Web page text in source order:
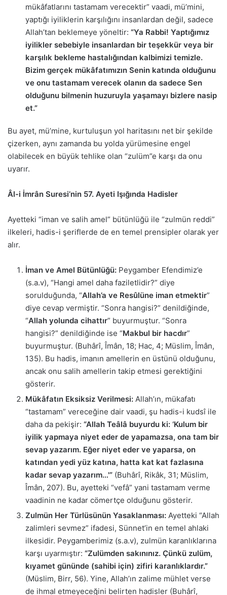
mükâfatlarını tastamam verecektir” vaadi, mü’mini,
yaptığı iyiliklerin karşılığını insanlardan değil, sadece
Allah’tan beklemeye yöneltir: “Ya Rabbi! Yaptığımız
iyilikler sebebiyle insanlardan bir teşekkür veya bir
karşılık bekleme hastalığından kalbimizi temizle.
Bizim gerçek mükâfatımızın Senin katında olduğunu
ve onu tastamam verecek olanın da sadece Sen
olduğunu bilmenin huzuruyla yaşamayı bizlere nasip
et.”
Bu ayet, mü’mine, kurtuluşun yol haritasını net bir şekilde
çizerken, aynı zamanda bu yolda yürümesine engel
olabilecek en büyük tehlike olan “zulüm”e karşı da onu
uyarır.
Âl-i İmrân Suresi’nin 57. Ayeti Işığında Hadisler
Ayetteki “iman ve salih amel” bütünlüğü ile “zulmün reddi”
ilkeleri, hadis-i şeriflerde de en temel prensipler olarak yer
alır.
İman ve Amel Bütünlüğü: Peygamber Efendimiz’e
(s.a.v), “Hangi amel daha faziletlidir?” diye
sorulduğunda, “Allah’a ve Resûlüne iman etmektir”
diye cevap vermiştir. “Sonra hangisi?” denildiğinde,
“Allah yolunda cihattır” buyurmuştur. “Sonra
hangisi?” denildiğinde ise “Makbul bir hacdır”
buyurmuştur. (Buhârî, Îmân, 18; Hac, 4; Müslim, Îmân,
135). Bu hadis, imanın amellerin en üstünü olduğunu,
ancak onu salih amellerin takip etmesi gerektiğini
gösterir.
Mükâfatın Eksiksiz Verilmesi: Allah’ın, mükafatı
“tastamam” vereceğine dair vaadi, şu hadis-i kudsî ile
daha da pekişir: “Allah Teâlâ buyurdu ki: ‘Kulum bir
iyilik yapmaya niyet eder de yapamazsa, ona tam bir
sevap yazarım. Eğer niyet eder ve yaparsa, on
katından yedi yüz katına, hatta kat kat fazlasına
kadar sevap yazarım…'” (Buhârî, Rikâk, 31; Müslim,
Îmân, 207). Bu, ayetteki “vefâ” yani tastamam verme
vaadinin ne kadar cömertçe olduğunu gösterir.
Zulmün Her Türlüsünün Yasaklanması: Ayetteki “Allah
zalimleri sevmez” ifadesi, Sünnet’in en temel ahlaki
ilkesidir. Peygamberimiz (s.a.v), zulmün karanlıklarına
karşı uyarmıştır: “Zulümden sakınınız. Çünkü zulüm,
kıyamet gününde (sahibi için) zifiri karanlıklardır.”
(Müslim, Birr, 56). Yine, Allah’ın zalime mühlet verse
de ihmal etmeyeceğini belirten hadisler (Buhârî,